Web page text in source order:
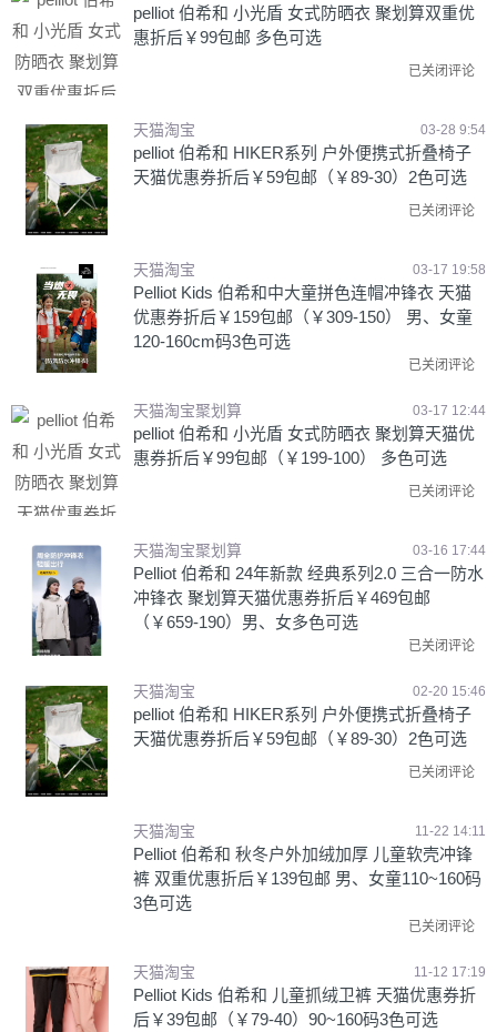
pelliot 伯希和 小光盾 女式防晒衣 聚划算双重优
惠折后￥99包邮 多色可选
已关闭评论
天猫淘宝 03-28 9:54
pelliot 伯希和 HIKER系列 户外便携式折叠椅子
天猫优惠券折后￥59包邮（￥89-30）2色可选
已关闭评论
天猫淘宝 03-17 19:58
Pelliot Kids 伯希和中大童拼色连帽冲锋衣 天猫
优惠券折后￥159包邮（￥309-150） 男、女童
120-160cm码3色可选
已关闭评论
天猫淘宝聚划算 03-17 12:44
pelliot 伯希和 小光盾 女式防晒衣 聚划算天猫优
惠券折后￥99包邮（￥199-100） 多色可选
已关闭评论
天猫淘宝聚划算 03-16 17:44
Pelliot 伯希和 24年新款 经典系列2.0 三合一防水
冲锋衣 聚划算天猫优惠券折后￥469包邮
（￥659-190）男、女多色可选
已关闭评论
天猫淘宝 02-20 15:46
pelliot 伯希和 HIKER系列 户外便携式折叠椅子
天猫优惠券折后￥59包邮（￥89-30）2色可选
已关闭评论
天猫淘宝 11-22 14:11
Pelliot 伯希和 秋冬户外加绒加厚 儿童软壳冲锋
裤 双重优惠折后￥139包邮 男、女童110~160码
3色可选
已关闭评论
天猫淘宝 11-12 17:19
Pelliot Kids 伯希和 儿童抓绒卫裤 天猫优惠券折
后￥39包邮（￥79-40）90~160码3色可选